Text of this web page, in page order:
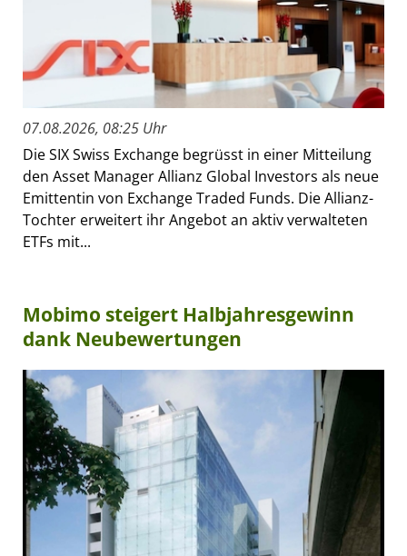
07.08.2026, 08:25 Uhr
Die SIX Swiss Exchange begrüsst in einer Mitteilung
den Asset Manager Allianz Global Investors als neue
Emittentin von Exchange Traded Funds. Die Allianz-
Tochter erweitert ihr Angebot an aktiv verwalteten
ETFs mit...
Mobimo steigert Halbjahresgewinn
dank Neubewertungen